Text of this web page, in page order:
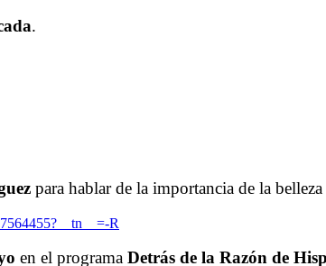
.
para hablar de la importancia de la
R
en el programa Detrás de la Razón de